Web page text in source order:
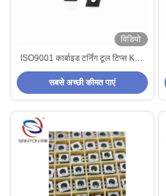
विडियो
ISO9001 कार्बाइड टर्निंग टूल टिप्स K30
प्रोसेसिंग कॉपर अलॉय
सबसे अच्छी कीमत पाएं